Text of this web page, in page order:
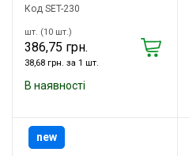
Код SET-230
шт. (10 шт.)
386,75 грн.
38,68 грн. за 1 шт.
В наявності
new